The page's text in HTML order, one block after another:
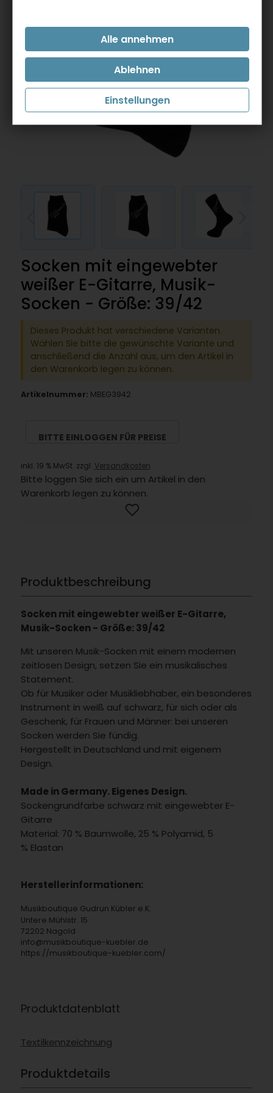
Socken mit eingewebter
weißer E-Gitarre, Musik-
Socken - Größe: 39/42
Dieses Produkt hat verschiedene Varianten.
Wählen Sie bitte die gewünschte Variante und
anschließend die Anzahl aus, um den Artikel in
den Warenkorb legen zu können.
Artikelnummer: MBEG3942
BITTE EINLOGGEN FÜR PREISE
inkl. 19 % MwSt. zzgl. Versandkosten
Bitte loggen Sie sich ein um Artikel in den
Warenkorb legen zu können.
Produktbeschreibung
Socken mit eingewebter weißer E-Gitarre,
Musik-Socken - Größe: 39/42
Mit unseren Musik-Socken mit einem modernen
zeitlosen Design, setzen Sie ein musikalisches
Statement.
Ob für Musiker oder Musikliebhaber, ein besonderes
Instrument in weiß auf schwarz, für sich oder als
Geschenk, für Frauen und Männer: bei unseren
Socken werden Sie fündig.
Hergestellt in Deutschland und mit eigenem
Design.
Made in Germany. Eigenes Design.
Sockengrundfarbe schwarz mit eingewebter E-
Gitarre
Material: 70 % Baumwolle, 25 % Polyamid, 5
% Elastan
Herstellerinformationen:
Musikboutique Gudrun Kübler e.K.
Untere Mühlstr. 15
72202 Nagold
info@musikboutique-kuebler.de
https://musikboutique-kuebler.com/
Produktdatenblatt
Textilkennzeichnung
Produktdetails
Einstellungen